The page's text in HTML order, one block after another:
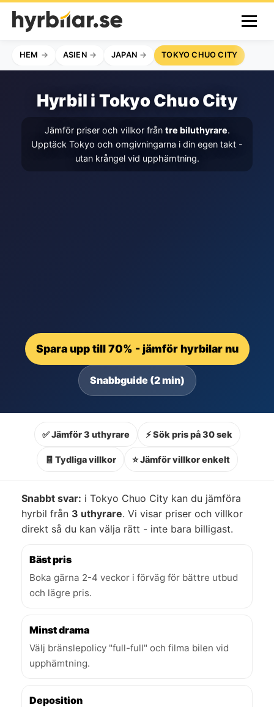
HEM ASIEN JAPAN TOKYO CHUO CITY
Hyrbil i Tokyo Chuo City
Jämför priser och villkor från tre biluthyrare.
Upptäck Tokyo och omgivningarna i din egen takt -
utan krångel vid upphämtning.
Spara upp till 70% - jämför hyrbilar nu
Snabbguide (2 min)
✅ Jämför 3 uthyrare ⚡ Sök pris på 30 sek
🧾 Tydliga villkor ⭐ Jämför villkor enkelt
Snabbt svar: i Tokyo Chuo City kan du jämföra
hyrbil från 3 uthyrare. Vi visar priser och villkor
direkt så du kan välja rätt - inte bara billigast.
Bäst pris
Boka gärna 2-4 veckor i förväg för bättre utbud
och lägre pris.
Minst drama
Välj bränslepolicy "full-full" och filma bilen vid
upphämtning.
Deposition